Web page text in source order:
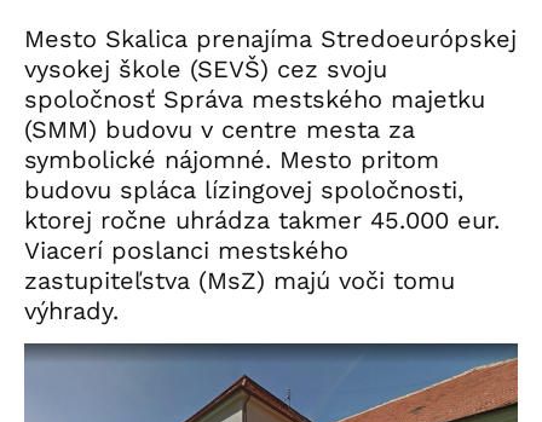
Mesto Skalica prenajíma Stredoeurópskej
vysokej škole (SEVŠ) cez svoju
spoločnosť Správa mestského majetku
(SMM) budovu v centre mesta za
symbolické nájomné. Mesto pritom
budovu spláca lízingovej spoločnosti,
ktorej ročne uhrádza takmer 45.000 eur.
Viacerí poslanci mestského
zastupiteľstva (MsZ) majú voči tomu
výhrady.